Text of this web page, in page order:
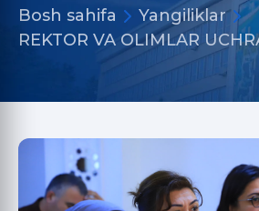
Bosh sahifa
Yangiliklar
REKTOR VA OLIMLAR